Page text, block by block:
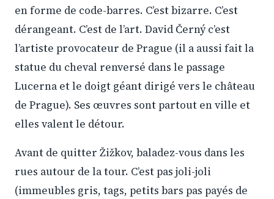
en forme de code-barres. C’est bizarre. C’est
dérangeant. C’est de l’art. David Černý c’est
l’artiste provocateur de Prague (il a aussi fait la
statue du cheval renversé dans le passage
Lucerna et le doigt géant dirigé vers le château
de Prague). Ses œuvres sont partout en ville et
elles valent le détour.
Avant de quitter Žižkov, baladez-vous dans les
rues autour de la tour. C’est pas joli-joli
(immeubles gris, tags, petits bars pas payés de